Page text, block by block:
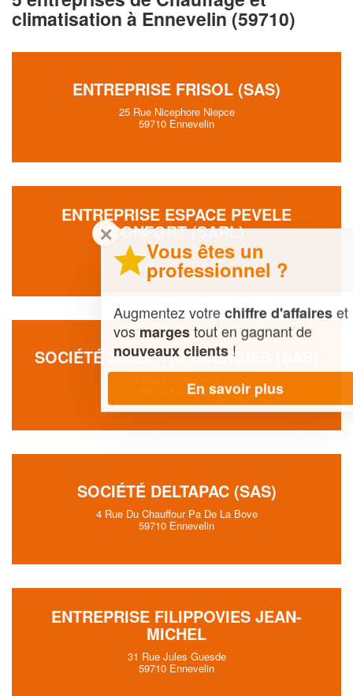
climatisation à Ennevelin (59710)
ENTREPRISE FRISOL (SAS)
25 Rue Nicephore Niepce
59710 Ennevelin
ENTREPRISE ESPACE PEVELE
CONFORT (SARL)
21 Rue Du Pont Thibaut
59710 Ennevelin
SOCIÉTÉ MAESTRO ENERGIES (SAS)
9 Rue Du Chaufour
59710 Ennevelin
SOCIÉTÉ DELTAPAC (SAS)
4 Rue Du Chauffour Pa De La Bove
59710 Ennevelin
ENTREPRISE FILIPPOVIES JEAN-
MICHEL
31 Rue Jules Guesde
59710 Ennevelin
✕
Vous êtes un
professionnel ?
Augmentez votrechiffre d'affaireset
vosmargestout en gagnant de
nouveaux clients!
En savoir plus